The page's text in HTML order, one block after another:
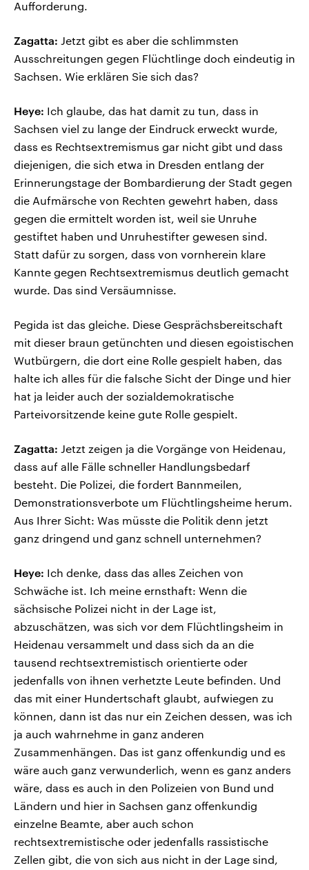
Aufforderung.
Zagatta: Jetzt gibt es aber die schlimmsten
Ausschreitungen gegen Flüchtlinge doch eindeutig in
Sachsen. Wie erklären Sie sich das?
Heye: Ich glaube, das hat damit zu tun, dass in
Sachsen viel zu lange der Eindruck erweckt wurde,
dass es Rechtsextremismus gar nicht gibt und dass
diejenigen, die sich etwa in Dresden entlang der
Erinnerungstage der Bombardierung der Stadt gegen
die Aufmärsche von Rechten gewehrt haben, dass
gegen die ermittelt worden ist, weil sie Unruhe
gestiftet haben und Unruhestifter gewesen sind.
Statt dafür zu sorgen, dass von vornherein klare
Kannte gegen Rechtsextremismus deutlich gemacht
wurde. Das sind Versäumnisse.
Pegida ist das gleiche. Diese Gesprächsbereitschaft
mit dieser braun getünchten und diesen egoistischen
Wutbürgern, die dort eine Rolle gespielt haben, das
halte ich alles für die falsche Sicht der Dinge und hier
hat ja leider auch der sozialdemokratische
Parteivorsitzende keine gute Rolle gespielt.
Zagatta: Jetzt zeigen ja die Vorgänge von Heidenau,
dass auf alle Fälle schneller Handlungsbedarf
besteht. Die Polizei, die fordert Bannmeilen,
Demonstrationsverbote um Flüchtlingsheime herum.
Aus Ihrer Sicht: Was müsste die Politik denn jetzt
ganz dringend und ganz schnell unternehmen?
Heye: Ich denke, dass das alles Zeichen von
Schwäche ist. Ich meine ernsthaft: Wenn die
sächsische Polizei nicht in der Lage ist,
abzuschätzen, was sich vor dem Flüchtlingsheim in
Heidenau versammelt und dass sich da an die
tausend rechtsextremistisch orientierte oder
jedenfalls von ihnen verhetzte Leute befinden. Und
das mit einer Hundertschaft glaubt, aufwiegen zu
können, dann ist das nur ein Zeichen dessen, was ich
ja auch wahrnehme in ganz anderen
Zusammenhängen. Das ist ganz offenkundig und es
wäre auch ganz verwunderlich, wenn es ganz anders
wäre, dass es auch in den Polizeien von Bund und
Ländern und hier in Sachsen ganz offenkundig
einzelne Beamte, aber auch schon
rechtsextremistische oder jedenfalls rassistische
Zellen gibt, die von sich aus nicht in der Lage sind,